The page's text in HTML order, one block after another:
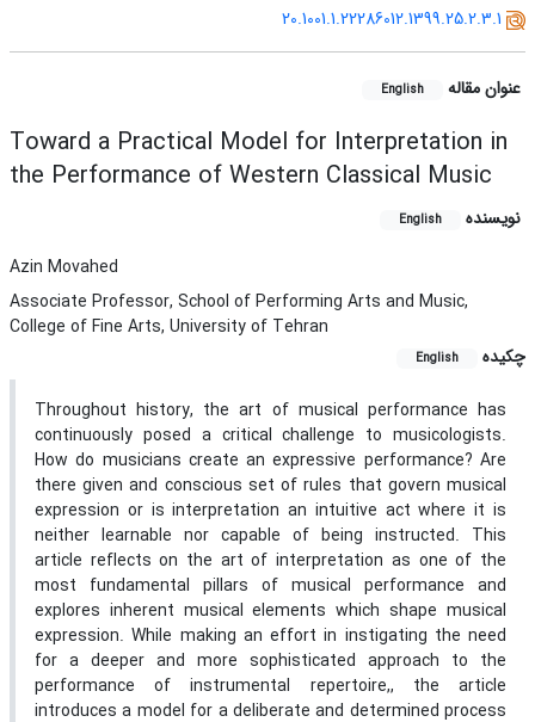
20.1001.1.22286012.1399.25.2.3.1
عنوان مقاله English
Toward a Practical Model for Interpretation in
the Performance of Western Classical Music
نویسنده English
Azin Movahed
Associate Professor, School of Performing Arts and Music,
College of Fine Arts, University of Tehran
چکیده
English
Throughout history, the art of musical performance has
continuously posed a critical challenge to musicologists.
How do musicians create an expressive performance? Are
there given and conscious set of rules that govern musical
expression or is interpretation an intuitive act where it is
neither learnable nor capable of being instructed. This
article reflects on the art of interpretation as one of the
most fundamental pillars of musical performance and
explores inherent musical elements which shape musical
expression. While making an effort in instigating the need
for a deeper and more sophisticated approach to the
performance of instrumental repertoire,, the article
introduces a model for a deliberate and determined process